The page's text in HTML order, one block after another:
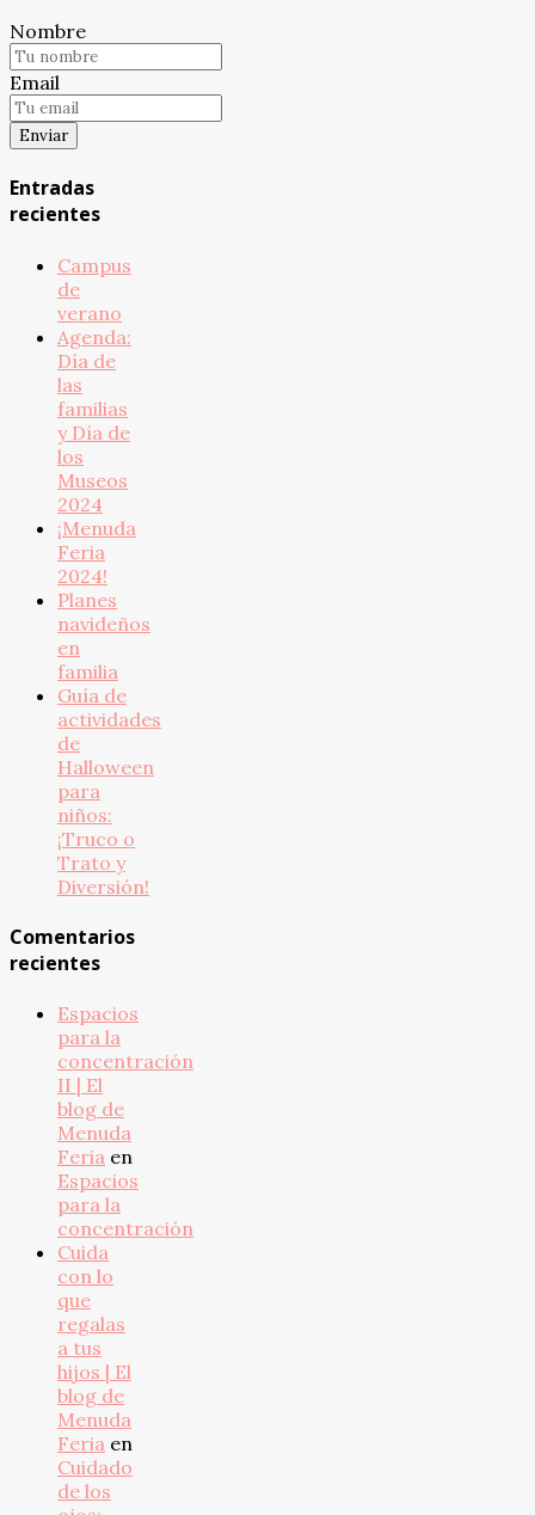
Nombre
Email
Entradas
recientes
Campus
de
verano
Agenda:
Día de
las
familias
y Día de
los
Museos
2024
¡Menuda
Feria
2024!
Planes
navideños
en
familia
Guía de
actividades
de
Halloween
para
niños:
¡Truco o
Trato y
Diversión!
Comentarios
recientes
Espacios
para la
concentración
II | El
blog de
Menuda
Feria en
Espacios
para la
concentración
Cuida
con lo
que
regalas
a tus
hijos | El
blog de
Menuda
Feria en
Cuidado
de los